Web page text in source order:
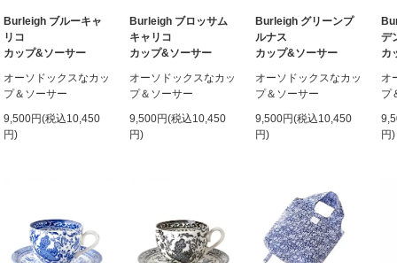
Burleigh ブルーキャ
リコ
カップ&ソーサー
オーソドックスなカッ
プ＆ソーサー
9,500円(税込10,450
円)
Burleigh ブロッサム
キャリコ
カップ&ソーサー
オーソドックスなカッ
プ＆ソーサー
9,500円(税込10,450
円)
Burleigh グリーンプ
ルナス
カップ&ソーサー
オーソドックスなカッ
プ＆ソーサー
9,500円(税込10,450
円)
デ
カ
オ
プ
円)